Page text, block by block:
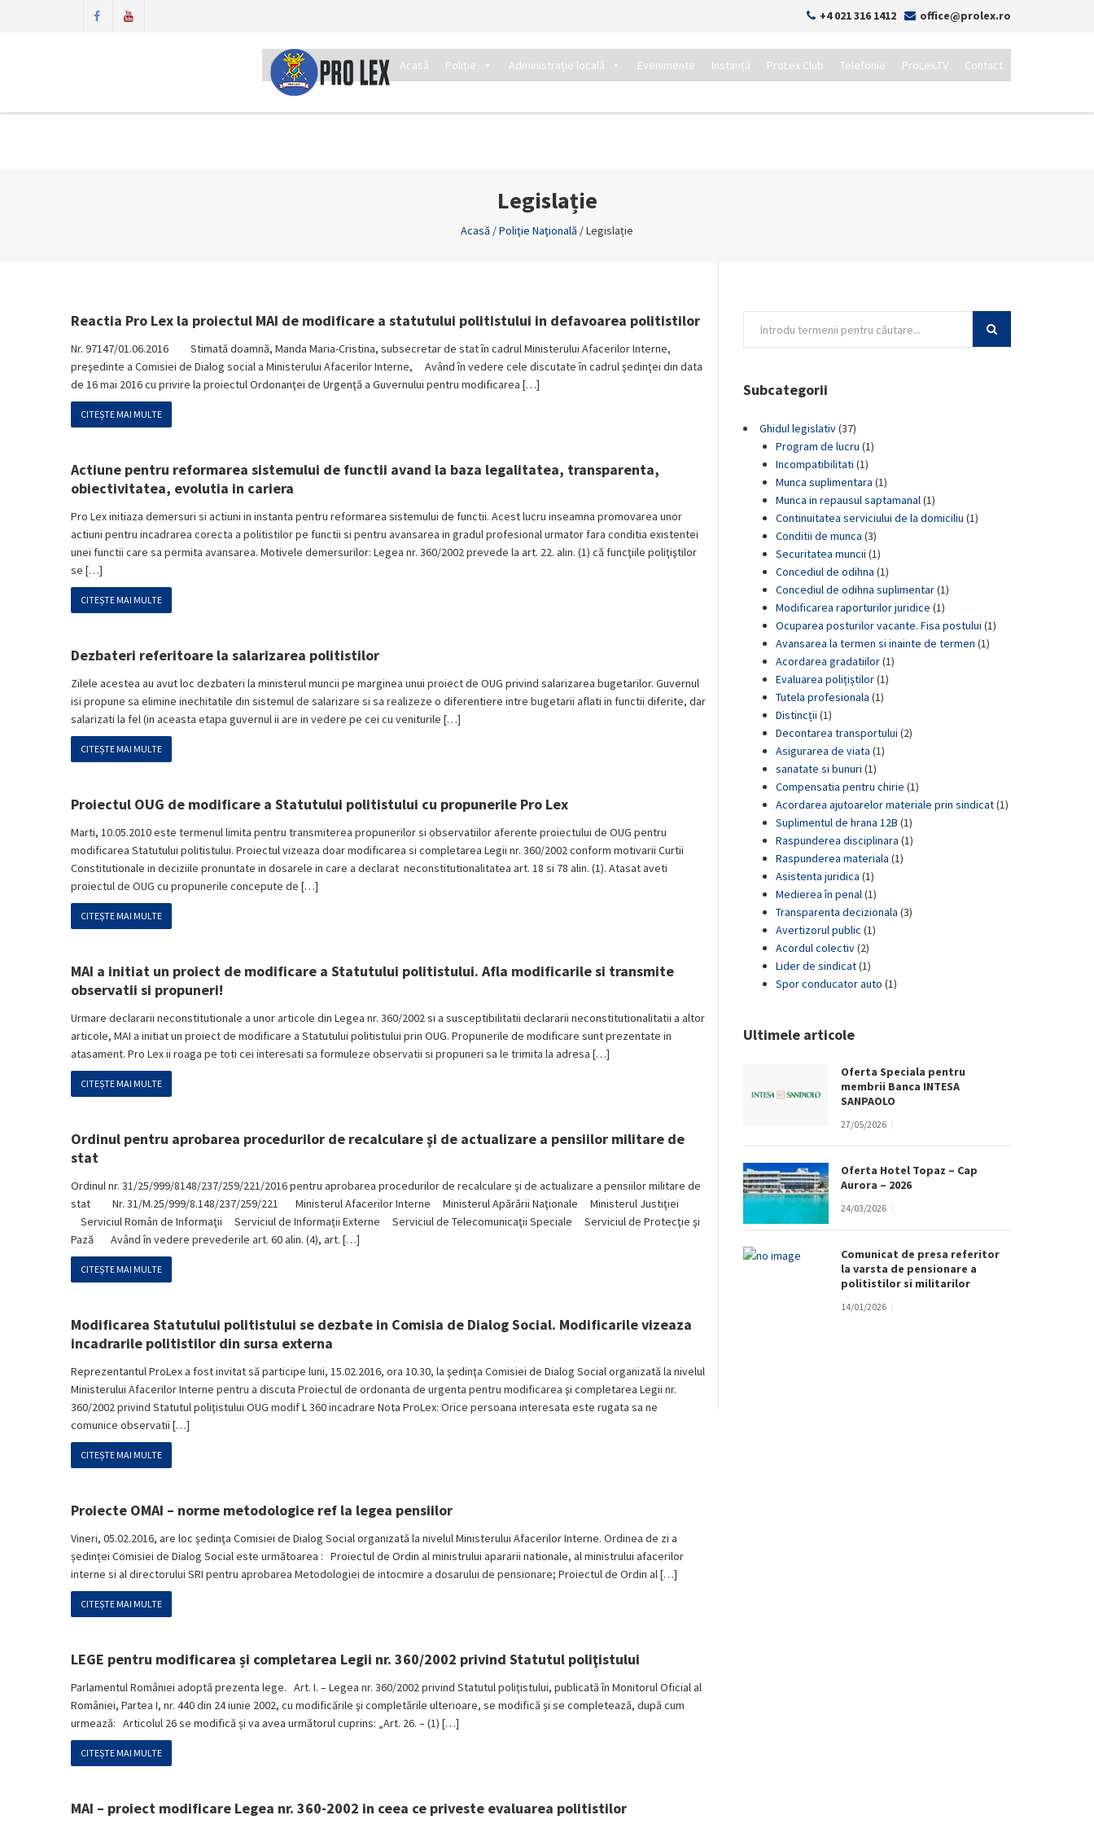
+4 021 316 1412 office@prolex.ro
Acasă Poliție Administrație locală Evenimente Instanță ProLex Club Telefonie ProLex.TV Contact
Legislație
Acasă /Poliţie Naţională /Legislație
Reactia Pro Lex la proiectul MAI de modificare a statutului politistului in defavoarea politistilor
Nr. 97147/01.06.2016 Stimată doamnă, Manda Maria-Cristina, subsecretar de stat în cadrul Ministerului Afacerilor Interne,
preşedinte a Comisiei de Dialog social a Ministerului Afacerilor Interne, Având în vedere cele discutate în cadrul şedinţei din data
de 16 mai 2016 cu privire la proiectul Ordonanţei de Urgenţă a Guvernului pentru modificarea […]
CITEȘTE MAI MULTE
Actiune pentru reformarea sistemului de functii avand la baza legalitatea, transparenta,
obiectivitatea, evolutia in cariera
Pro Lex initiaza demersuri si actiuni in instanta pentru reformarea sistemului de functii. Acest lucru inseamna promovarea unor
actiuni pentru incadrarea corecta a politistilor pe functii si pentru avansarea in gradul profesional urmator fara conditia existentei
unei functii care sa permita avansarea. Motivele demersurilor: Legea nr. 360/2002 prevede la art. 22. alin. (1) că funcţiile poliţiştilor
se […]
CITEȘTE MAI MULTE
Dezbateri referitoare la salarizarea politistilor
Zilele acestea au avut loc dezbateri la ministerul muncii pe marginea unui proiect de OUG privind salarizarea bugetarilor. Guvernul
isi propune sa elimine inechitatile din sistemul de salarizare si sa realizeze o diferentiere intre bugetarii aflati in functii diferite, dar
salarizati la fel (in aceasta etapa guvernul ii are in vedere pe cei cu veniturile […]
CITEȘTE MAI MULTE
Proiectul OUG de modificare a Statutului politistului cu propunerile Pro Lex
Marti, 10.05.2010 este termenul limita pentru transmiterea propunerilor si observatiilor aferente proiectului de OUG pentru
modificarea Statutului politistului. Proiectul vizeaza doar modificarea si completarea Legii nr. 360/2002 conform motivarii Curtii
Constitutionale in deciziile pronuntate in dosarele in care a declarat neconstitutionalitatea art. 18 si 78 alin. (1). Atasat aveti
proiectul de OUG cu propunerile concepute de […]
CITEȘTE MAI MULTE
MAI a initiat un proiect de modificare a Statutului politistului. Afla modificarile si transmite
observatii si propuneri!
Urmare declararii neconstitutionale a unor articole din Legea nr. 360/2002 si a susceptibilitatii declararii neconstitutionalitatii a altor
articole, MAI a initiat un proiect de modificare a Statutului politistului prin OUG. Propunerile de modificare sunt prezentate in
atasament. Pro Lex ii roaga pe toti cei interesati sa formuleze observatii si propuneri sa le trimita la adresa […]
CITEȘTE MAI MULTE
Ordinul pentru aprobarea procedurilor de recalculare şi de actualizare a pensiilor militare de
stat
Ordinul nr. 31/25/999/8148/237/259/221/2016 pentru aprobarea procedurilor de recalculare şi de actualizare a pensiilor militare de
stat Nr. 31/M.25/999/8.148/237/259/221 Ministerul Afacerilor Interne Ministerul Apărării Naţionale Ministerul Justiţiei
Serviciul Român de Informaţii Serviciul de Informaţii Externe Serviciul de Telecomunicaţii Speciale Serviciul de Protecţie şi
Pază Având în vedere prevederile art. 60 alin. (4), art. […]
CITEȘTE MAI MULTE
Modificarea Statutului politistului se dezbate in Comisia de Dialog Social. Modificarile vizeaza
incadrarile politistilor din sursa externa
Reprezentantul ProLex a fost invitat să participe luni, 15.02.2016, ora 10.30, la şedinţa Comisiei de Dialog Social organizată la nivelul
Ministerului Afacerilor Interne pentru a discuta Proiectul de ordonanta de urgenta pentru modificarea şi completarea Legii nr.
360/2002 privind Statutul poliţistului OUG modif L 360 incadrare Nota ProLex: Orice persoana interesata este rugata sa ne
comunice observatii […]
CITEȘTE MAI MULTE
Proiecte OMAI – norme metodologice ref la legea pensiilor
Vineri, 05.02.2016, are loc şedinţa Comisiei de Dialog Social organizată la nivelul Ministerului Afacerilor Interne. Ordinea de zi a
ședinței Comisiei de Dialog Social este următoarea : Proiectul de Ordin al ministrului apararii nationale, al ministrului afacerilor
interne si al directorului SRI pentru aprobarea Metodologiei de intocmire a dosarului de pensionare; Proiectul de Ordin al […]
CITEȘTE MAI MULTE
LEGE pentru modificarea și completarea Legii nr. 360/2002 privind Statutul poliţistului
Parlamentul României adoptă prezenta lege. Art. I. – Legea nr. 360/2002 privind Statutul poliţistului, publicată în Monitorul Oficial al
României, Partea I, nr. 440 din 24 iunie 2002, cu modificările şi completările ulterioare, se modifică și se completează, după cum
urmează: Articolul 26 se modifică și va avea următorul cuprins: „Art. 26. – (1) […]
CITEȘTE MAI MULTE
MAI – proiect modificare Legea nr. 360-2002 in ceea ce priveste evaluarea politistilor
Subcategorii
Ghidul legislativ(37)
Program de lucru (1)
Incompatibilitati (1)
Munca suplimentara (1)
Munca in repausul saptamanal(1)
Continuitatea serviciului de la domiciliu (1)
Conditii de munca (3)
Securitatea muncii (1)
Concediul de odihna (1)
Concediul de odihna suplimentar(1)
Modificarea raporturilor juridice (1)
Ocuparea posturilor vacante. Fisa postului (1)
Avansarea la termen si inainte de termen (1)
Acordarea gradatiilor(1)
Evaluarea polițiștilor(1)
Tutela profesionala (1)
Distincții (1)
Decontarea transportului (2)
Asigurarea de viata (1)
sanatate si bunuri (1)
Compensatia pentru chirie (1)
Acordarea ajutoarelor materiale prin sindicat(1)
Suplimentul de hrana 12B (1)
Raspunderea disciplinara (1)
Raspunderea materiala (1)
Asistenta juridica (1)
Medierea în penal(1)
Transparenta decizionala (3)
Avertizorul public (1)
Acordul colectiv(2)
Lider de sindicat(1)
Spor conducator auto (1)
Ultimele articole
Oferta Speciala pentru
membrii Banca INTESA
SANPAOLO
27/05/2026
Oferta Hotel Topaz – Cap
Aurora – 2026
24/03/2026
Comunicat de presa referitor
la varsta de pensionare a
politistilor si militarilor
14/01/2026